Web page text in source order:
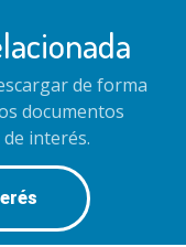
de forma
documentos
interés.